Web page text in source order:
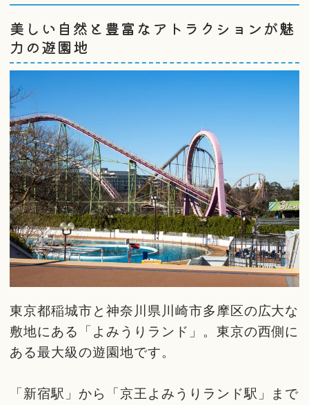
美しい自然と豊富なアトラクションが魅
力の遊園地
東京都稲城市と神奈川県川崎市多摩区の広大な
敷地にある「よみうりランド」。東京の西側に
ある最大級の遊園地です。
「新宿駅」から「京王よみうりランド駅」まで